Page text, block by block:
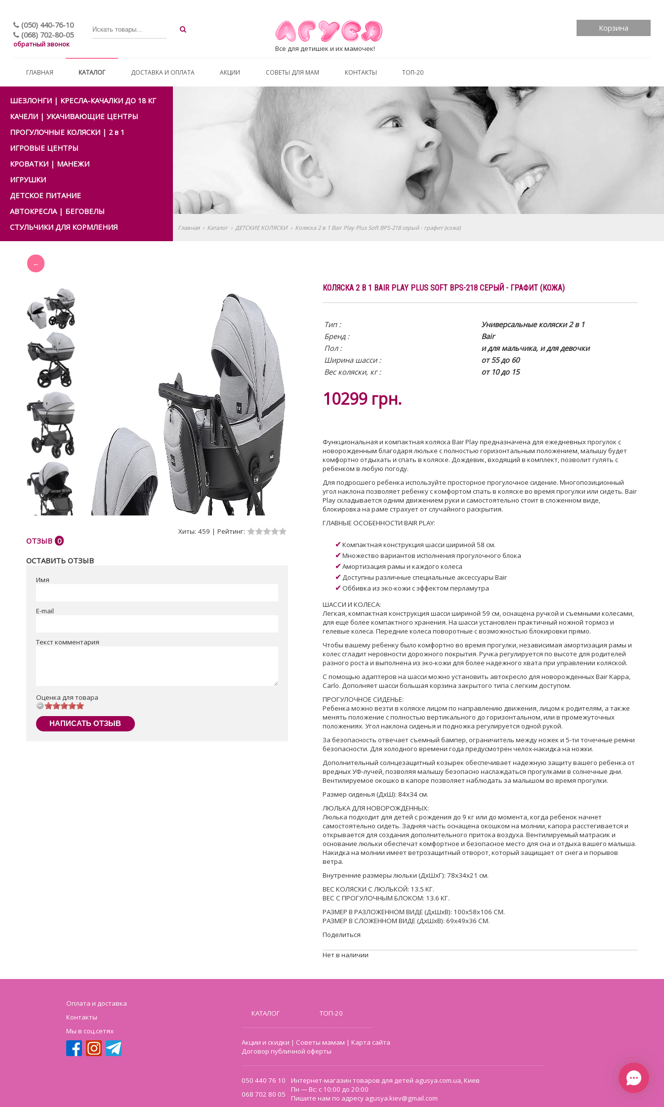
(050) 440-76-10
(068) 702-80-05
обратный звонок Все для детишек и их мамочек!
Корзина
ГЛАВНАЯ КАТАЛОГ ДОСТАВКА И ОПЛАТА АКЦИИ СОВЕТЫ ДЛЯ МАМ КОНТАКТЫ ТОП-20
ШЕЗЛОНГИ | КРЕСЛА-КАЧАЛКИ ДО 18 КГ
КАЧЕЛИ | УКАЧИВАЮЩИЕ ЦЕНТРЫ
ПРОГУЛОЧНЫЕ КОЛЯСКИ | 2 в 1
ИГРОВЫЕ ЦЕНТРЫ
КРОВАТКИ | МАНЕЖИ
ИГРУШКИ
ДЕТСКОЕ ПИТАНИЕ
АВТОКРЕСЛА | БЕГОВЕЛЫ
СТУЛЬЧИКИ ДЛЯ КОРМЛЕНИЯ
Главная › Каталог › ДЕТСКИЕ КОЛЯСКИ › Коляска 2 в 1 Bair Play Plus Soft BPS-218 серый - графит (кожа)
Хиты: 459 | Рейтинг:
ОТЗЫВ 0
ОСТАВИТЬ ОТЗЫВ
Имя
E-mail
Текст комментария
Оценка для товара
НАПИСАТЬ ОТЗЫВ
КОЛЯСКА 2 В 1 BAIR PLAY PLUS SOFT BPS-218 СЕРЫЙ - ГРАФИТ (КОЖА)
Тип :
Универсальные коляски 2 в 1
Бренд :
Bair
Пол :
и для мальчика, и для девочки
Ширина шасси :
от 55 до 60
Вес коляски, кг :
от 10 до 15
10299 грн.
Функциональная и компактная коляска Bair Play предназначена для ежедневных прогулок с
новорожденным благодаря люльке с полностью горизонтальным положением, малышу будет
комфортно отдыхать и спать в коляске. Дождевик, входящий в комплект, позволит гулять с
ребенком в любую погоду.
Для подросшего ребенка используйте просторное прогулочное сидение. Многопозиционный
угол наклона позволяет ребенку с комфортом спать в коляске во время прогулки или сидеть. Bair
Play складывается одним движением руки и самостоятельно стоит в сложенном виде,
блокировка на раме страхует от случайного раскрытия.
ГЛАВНЫЕ ОСОБЕННОСТИ BAIR PLAY:
Компактная конструкция шасси шириной 58 см.
Множество вариантов исполнения прогулочного блока
Амортизация рамы и каждого колеса
Доступны различные специальные аксессуары Bair
Оббивка из эко-кожи с эффектом перламутра
ШАССИ И КОЛЕСА:
Легкая, компактная конструкция шасси шириной 59 см, оснащена ручкой и съемными колесами,
для еще более компактного хранения. На шасси установлен практичный ножной тормоз и
гелевые колеса. Передние колеса поворотные с возможностью блокировки прямо.
Чтобы вашему ребенку было комфортно во время прогулки, независимая амортизация рамы и
колес сгладит неровности дорожного покрытия. Ручка регулируется по высоте для родителей
разного роста и выполнена из эко-кожи для более надежного хвата при управлении коляской.
С помощью адаптеров на шасси можно установить автокресло для новорожденных Bair Kappa,
Carlo. Дополняет шасси большая корзина закрытого типа с легким доступом.
ПРОГУЛОЧНОЕ СИДЕНЬЕ:
Ребенка можно везти в коляске лицом по направлению движения, лицом к родителям, а также
менять положение с полностью вертикального до горизонтальном, или в промежуточных
положениях. Угол наклона сиденья и подножка регулируется одной рукой.
За безопасность отвечает съемный бампер, ограничитель между ножек и 5-ти точечные ремни
безопасности. Для холодного времени года предусмотрен челох-накидка на ножки.
Дополнительный солнцезащитный козырек обеспечивает надежную защиту вашего ребенка от
вредных УФ-лучей, позволяя малышу безопасно наслаждаться прогулками в солнечные дни.
Вентилируемое окошко в капоре позволяет наблюдать за малышом во время прогулки.
Размер сиденья (ДхШ): 84х34 см.
ЛЮЛЬКА ДЛЯ НОВОРОЖДЕННЫХ:
Люлька подходит для детей с рождения до 9 кг или до момента, когда ребенок начнет
самостоятельно сидеть. Задняя часть оснащена окошком на молнии, капора расстегивается и
открывается для создания дополнительного притока воздуха. Вентилируемый матрасик и
основание люльки обеспечат комфортное и безопасное место для сна и отдыха вашего малыша.
Накидка на молнии имеет ветрозащитный отворот, который защищает от снега и порывов
ветра.
Внутренние размеры люльки (ДхШхГ): 78х34х21 см.
ВЕС КОЛЯСКИ С ЛЮЛЬКОЙ: 13.5 КГ.
ВЕС С ПРОГУЛОЧНЫМ БЛОКОМ: 13.6 КГ.
РАЗМЕР В РАЗЛОЖЕННОМ ВИДЕ (ДхШхВ): 100х58х106 СМ.
РАЗМЕР В СЛОЖЕННОМ ВИДЕ (ДхШхВ): 69х49х36 СМ.
Поделиться
Нет в наличии
Оплата и доставка
Контакты
Мы в соц.сетях
КАТАЛОГ ТОП-20
Акции и скидки | Советы мамам |Карта сайта
Договор публичной оферты
050 440 76 10
068 702 80 05
Интернет-магазин товаров для детей agusya.com.ua, Киев
Пн — Вс: с 10:00 до 20:00
Пишите нам по адресу agusya.kiev@gmail.com